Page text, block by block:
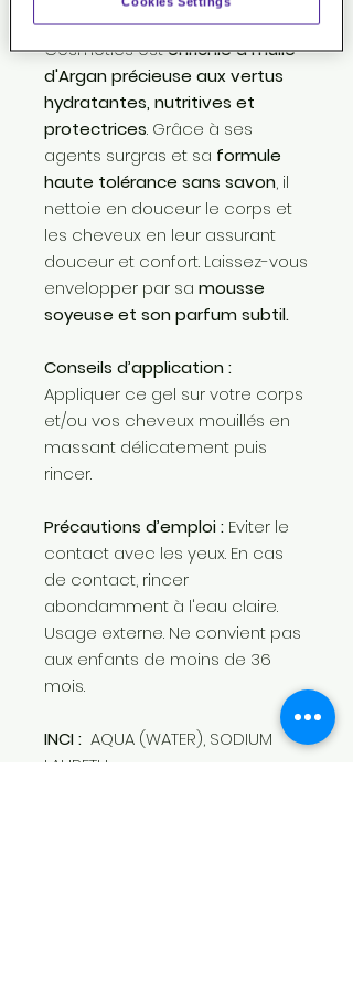
Douche Surgras Hydratant Vitæ
Cosmetics estenrichie à l'huile
d'Argan précieuse aux vertus
hydratantes, nutritives et
protectrices. Grâce à ses
agents surgras et sa formule
haute tolérance sans savon, il
nettoie en douceur le corps et
les cheveux en leur assurant
douceur et confort. Laissez-vous
envelopper par sa mousse
soyeuse et son parfum subtil.
Conseils d’application :
Appliquer ce gel sur votre corps
et/ou vos cheveux mouillés en
massant délicatement puis
rincer.
Précautions d’emploi : Eviter le
contact avec les yeux. En cas
de contact, rincer
abondamment à l'eau claire.
Usage externe. Ne convient pas
aux enfants de moins de 36
mois.
INCI : AQUA (WATER), SODIUM
LAURETH